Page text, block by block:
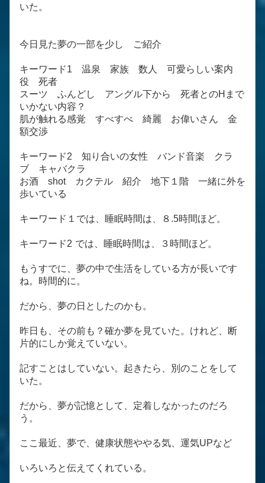
いた。
今日見た夢の一部を少し ご紹介
キーワード1 温泉 家族 数人 可愛らしい案内
役 死者
スーツ ふんどし アングル下から 死者とのHまで
いかない内容？
肌が触れる感覚 すべすべ 綺麗 お偉いさん 金
額交渉
キーワード2 知り合いの女性 バンド音楽 クラ
ブ キャバクラ
お酒 shot カクテル 紹介 地下１階 一緒に外を
歩いている
キーワード１では、睡眠時間は、８.5時間ほど。
キーワード2 では、睡眠時間は、３時間ほど。
もうすでに、夢の中で生活をしている方が長いです
ね。時間的に。
だから、夢の日としたのかも。
昨日も、その前も？確か夢を見ていた。けれど、断
片的にしか覚えていない。
記すことはしていない。起きたら、別のことをして
いた。
だから、夢が記憶として、定着しなかったのだろ
う。
ここ最近、夢で、健康状態ややる気、運気UPなど
いろいろと伝えてくれている。